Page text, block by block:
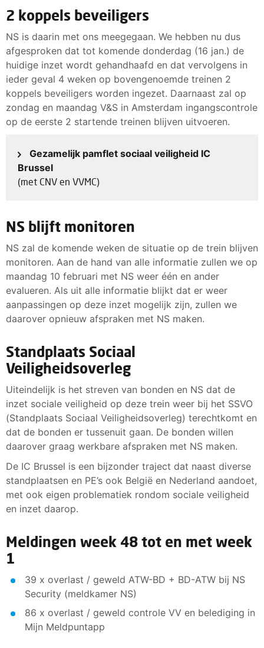
2 koppels beveiligers
NS is daarin met ons meegegaan. We hebben nu dus
afgesproken dat tot komende donderdag (16 jan.) de
huidige inzet wordt gehandhaafd en dat vervolgens in
ieder geval 4 weken op bovengenoemde treinen 2
koppels beveiligers worden ingezet. Daarnaast zal op
zondag en maandag V&S in Amsterdam ingangscontrole
op de eerste 2 startende treinen blijven uitvoeren.
Gezamelijk pamflet sociaal veiligheid IC
Brussel
(met CNV en VVMC)
NS blijft monitoren
NS zal de komende weken de situatie op de trein blijven
monitoren. Aan de hand van alle informatie zullen we op
maandag 10 februari met NS weer één en ander
evalueren. Als uit alle informatie blijkt dat er weer
aanpassingen op deze inzet mogelijk zijn, zullen we
daarover opnieuw afspraken met NS maken.
Standplaats Sociaal
Veiligheidsoverleg
Uiteindelijk is het streven van bonden en NS dat de
inzet sociale veiligheid op deze trein weer bij het SSVO
(Standplaats Sociaal Veiligheidsoverleg) terechtkomt en
dat de bonden er tussenuit gaan. De bonden willen
daarover graag werkbare afspraken met NS maken.
De IC Brussel is een bijzonder traject dat naast diverse
standplaatsen en PE’s ook België en Nederland aandoet,
met ook eigen problematiek rondom sociale veiligheid
en inzet daarop.
Meldingen week 48 tot en met week
1
39 x overlast / geweld ATW-BD + BD-ATW bij NS
Security (meldkamer NS)
86 x overlast / geweld controle VV en belediging in
Mijn Meldpuntapp